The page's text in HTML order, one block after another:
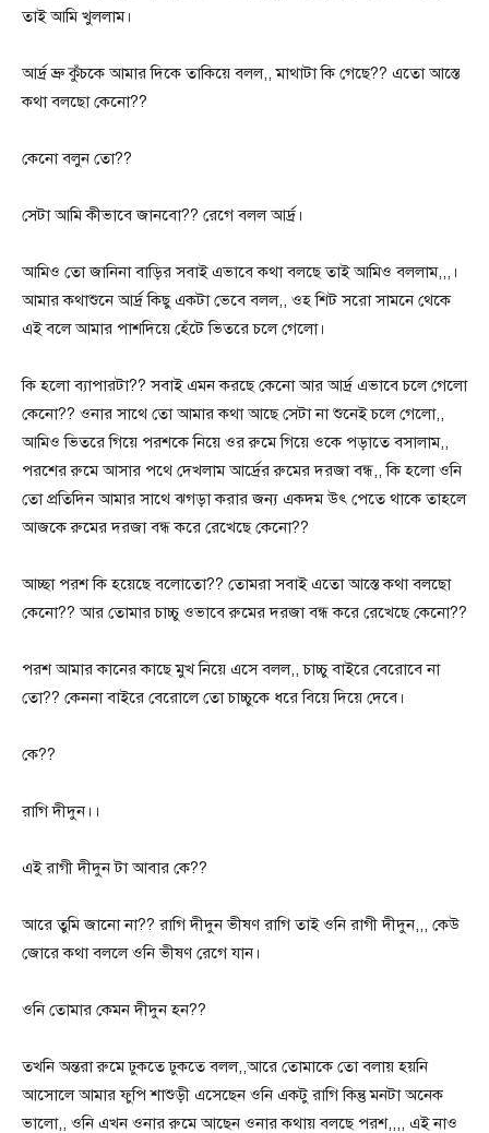
তাই আমি খুললাম।
আর্দ্র ভ্রু কুঁচকে আমার দিকে তাকিয়ে বলল,, মাথাটা কি গেছে?? এতো আস্তে
কথা বলছো কেনো??
কেনো বলুন তো??
সেটা আমি কীভাবে জানবো?? রেগে বলল আর্দ্র।
আমিও তো জানিনা বাড়ির সবাই এভাবে কথা বলছে তাই আমিও বললাম,,,।
আমার কথাশুনে আর্দ্র কিছু একটা ভেবে বলল,, ওহ শিট সরো সামনে থেকে
এই বলে আমার পাশদিয়ে হেঁটে ভিতরে চলে গেলো।
কি হলো ব্যাপারটা?? সবাই এমন করছে কেনো আর আর্দ্র এভাবে চলে গেলো
কেনো?? ওনার সাথে তো আমার কথা আছে সেটা না শুনেই চলে গেলো,,
আমিও ভিতরে গিয়ে পরশকে নিয়ে ওর রুমে গিয়ে ওকে পড়াতে বসালাম,,
পরশের রুমে আসার পথে দেখলাম আর্দ্রের রুমের দরজা বন্ধ,, কি হলো ওনি
তো প্রতিদিন আমার সাথে ঝগড়া করার জন্য একদম উৎ পেতে থাকে তাহলে
আজকে রুমের দরজা বন্ধ করে রেখেছে কেনো??
আচ্ছা পরশ কি হয়েছে বলোতো?? তোমরা সবাই এতো আস্তে কথা বলছো
কেনো?? আর তোমার চাচ্চু ওভাবে রুমের দরজা বন্ধ করে রেখেছে কেনো??
পরশ আমার কানের কাছে মুখ নিয়ে এসে বলল,, চাচ্চু বাইরে বেরোবে না
তো?? কেননা বাইরে বেরোলে তো চাচ্চুকে ধরে বিয়ে দিয়ে দেবে।
কে??
রাগি দীদুন।।
এই রাগী দীদুন টা আবার কে??
আরে তুমি জানো না?? রাগি দীদুন ভীষণ রাগি তাই ওনি রাগী দীদুন,,, কেউ
জোরে কথা বললে ওনি ভীষণ রেগে যান।
ওনি তোমার কেমন দীদুন হন??
তখনি অন্তরা রুমে ঢুকতে ঢুকতে বলল,,আরে তোমাকে তো বলায় হয়নি
আসোলে আমার ফুপি শাশুড়ী এসেছেন ওনি একটু রাগি কিন্তু মনটা অনেক
ভালো,, ওনি এখন ওনার রুমে আছেন ওনার কথায় বলছে পরশ,,,, এই নাও